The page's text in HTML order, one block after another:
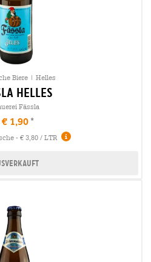
Biere | Helles
Helles
Fässla
€ 1,90
- € 3,80 / LTR